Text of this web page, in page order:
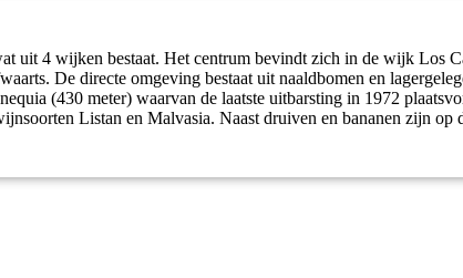
uit 4 wijken bestaat. Het centrum bevindt zich in de wijk Los
De directe omgeving bestaat uit naaldbomen en
(430 meter) waarvan de laatste uitbarsting in 1972
Listan en Malvasia. Naast druiven en bananen zijn